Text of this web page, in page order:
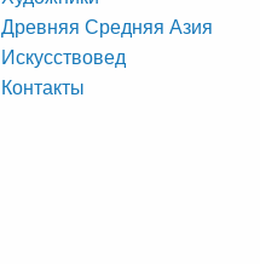
Древняя Средняя Азия
Искусствовед
Контакты